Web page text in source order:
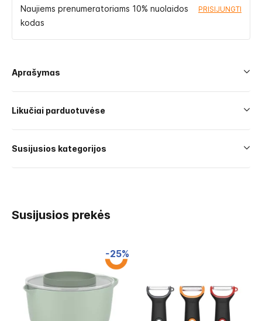
Naujiems prenumeratoriams 10% nuolaidos
kodas
PRISIJUNGTI
Aprašymas
Likučiai parduotuvėse
Susijusios kategorijos
Susijusios prekės
-25%